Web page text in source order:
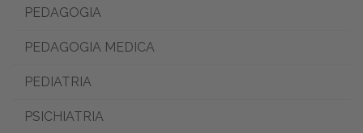
PEDAGOGIA
PEDAGOGIA MEDICA
PEDIATRIA
PSICHIATRIA